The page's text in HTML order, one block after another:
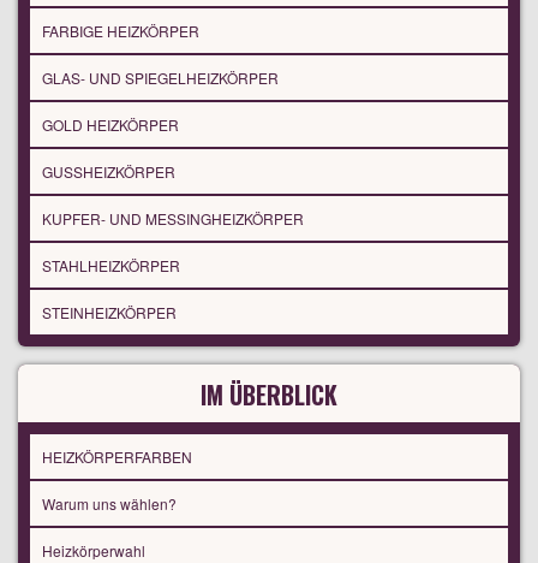
FARBIGE HEIZKÖRPER
GLAS- UND SPIEGELHEIZKÖRPER
GOLD HEIZKÖRPER
GUSSHEIZKÖRPER
KUPFER- UND MESSINGHEIZKÖRPER
STAHLHEIZKÖRPER
STEINHEIZKÖRPER
IM ÜBERBLICK
HEIZKÖRPERFARBEN
Warum uns wählen?
Heizkörperwahl